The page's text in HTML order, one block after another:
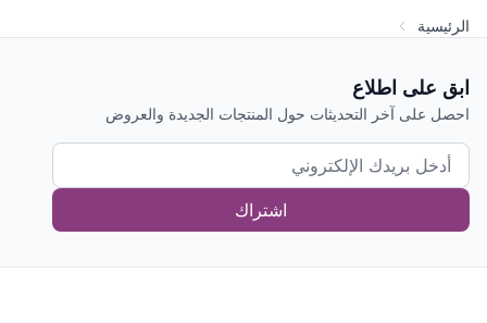
الرئيسية
ابق على اطلاع
احصل على آخر التحديثات حول المنتجات الجديدة والعروض
اشتراك